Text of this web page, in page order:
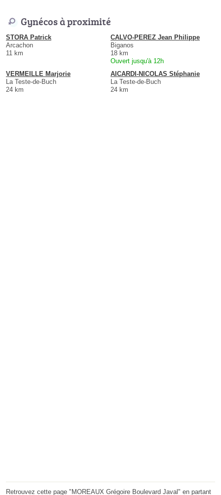
Gynécos à proximité
STORA Patrick
Arcachon
11 km
CALVO-PEREZ Jean Philippe
Biganos
18 km
Ouvert jusqu'à 12h
VERMEILLE Marjorie
La Teste-de-Buch
24 km
AICARDI-NICOLAS Stéphanie
La Teste-de-Buch
24 km
Retrouvez cette page "MOREAUX Grégoire Boulevard Javal" en partant